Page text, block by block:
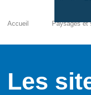
Accueil Paysages et
Les